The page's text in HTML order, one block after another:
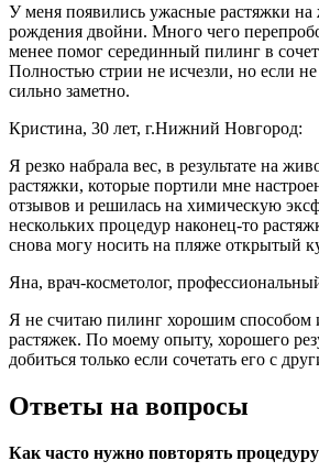
У меня появились ужасные растяжки на
рождения двойни. Много чего
менее помог серединный пилинг в
Полностью стрии не исчезли, но если
сильно заметно.
Кристина, 30 лет, г.Нижний Новгород:
Я резко набрала вес, в результате на
растяжки, которые портили мне
отзывов и решилась на химическую
нескольких процедур наконец-то
снова могу носить на пляже открытый
Яна, врач-косметолог,
Я не считаю пилинг хорошим способом
растяжек. По моему опыту, хорошего
добиться только если сочетать его с
Ответы на вопросы
Как часто нужно повторять